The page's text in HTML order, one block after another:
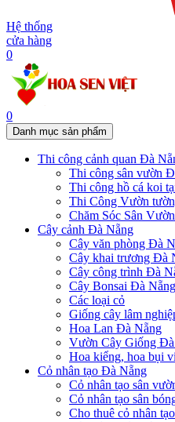
Hệ thống
cửa hàng
0
0
Danh mục sản phẩm
Thi công cảnh quan Đà
Thi công sân vườn
Thi công hồ cá koi
Thi Công Vườn
Chăm Sóc Sân
Cây cảnh Đà Nẵng
Cây văn phòng Đà
Cây khai trương Đà
Cây công trình Đà
Cây Bonsai Đà Nẵng
Các loại cỏ
Giống cây lâm
Hoa Lan Đà Nẵng
Vườn Cây Giống
Hoa kiểng, hoa bụi
Cỏ nhân tạo Đà Nẵng
Cỏ nhân tạo sân
Cỏ nhân tạo sân
Cho thuê cỏ nhân